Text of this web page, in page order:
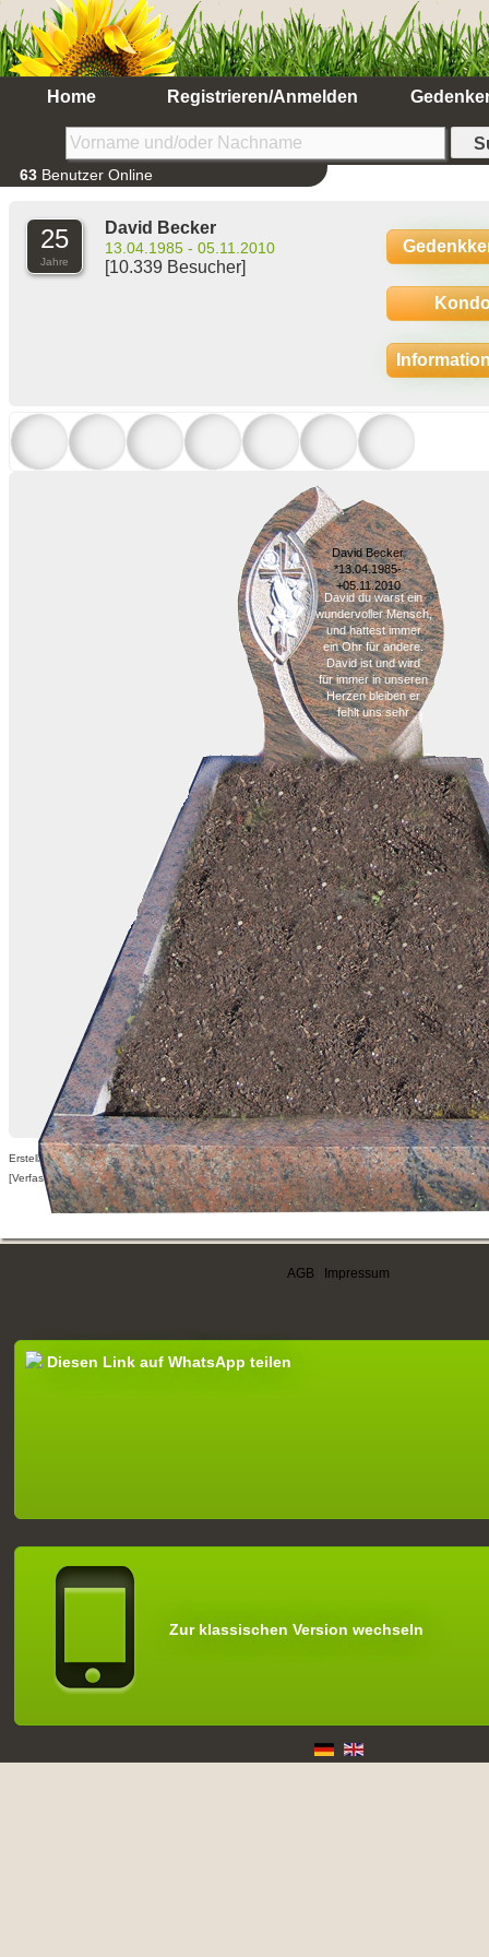
Home Registrieren/Anmelden
63 Benutzer Online
25
Jahre
David Becker
13.04.1985 - 05.11.2010
[10.339 Besucher]
David Becker
*13.04.1985-
+05.11.2010
David du warst ein
wundervoller Mensch,
und hattest immer
ein Ohr für andere.
David ist und wird
für immer in unseren
Herzen bleiben er
fehlt uns sehr
Erstellt am 12.11.2010,
[Verfasser nur für angemeldete Benutzer sichtbar]
AGB Impressum
Diesen Link auf WhatsApp teilen
Zur klassischen Version wechseln